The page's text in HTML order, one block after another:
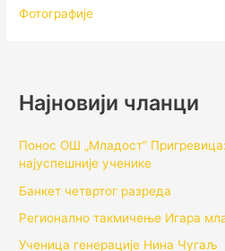
Фотографије
Најновији чланци
Понос ОШ „Младост“
најуспешније ученике
Банкет четвртог разреда
Регионално такмичењe Игара
Ученица генерације Нина Чугаљ